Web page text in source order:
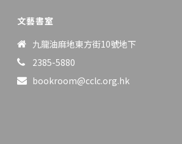
文藝書室
九龍油麻地東方街10號地下
2385-5880
bookroom@cclc.org.hk